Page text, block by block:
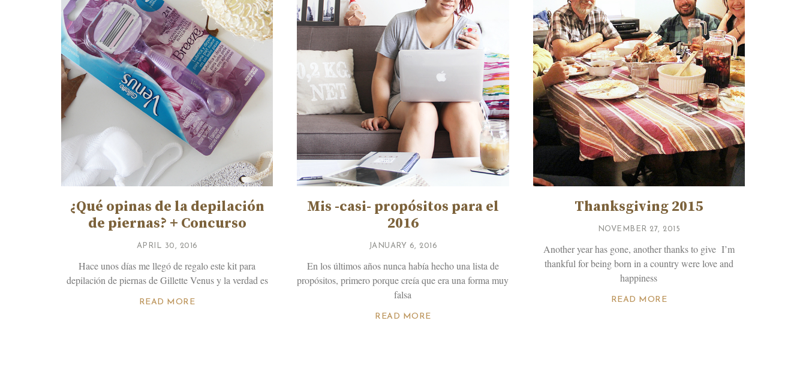
¿Qué opinas de la depilación
de piernas? + Concurso
APRIL 30, 2016
Hace unos días me llegó de regalo este kit para
depilación de piernas de Gillette Venus y la verdad es
READ MORE
Mis -casi- propósitos para el
2016
JANUARY 6, 2016
En los últimos años nunca había hecho una lista de
propósitos, primero porque creía que era una forma muy
falsa
READ MORE
Thanksgiving 2015
NOVEMBER 27, 2015
Another year has gone, another thanks to give I’m
thankful for being born in a country were love and
happiness
READ MORE